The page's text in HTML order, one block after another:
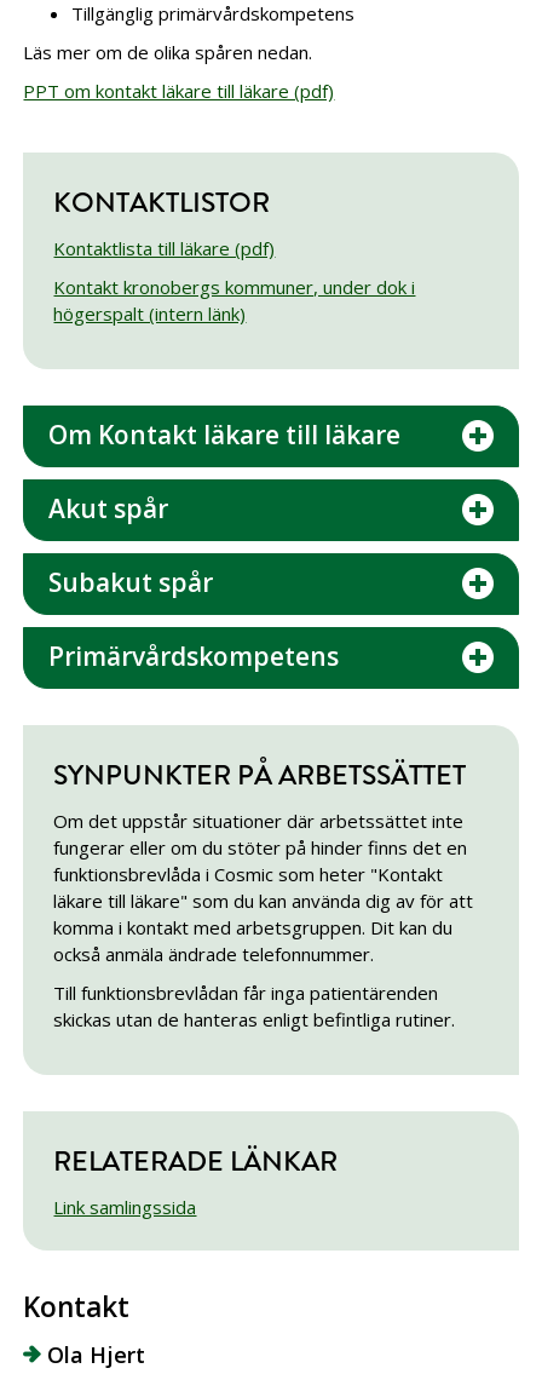
Tillgänglig primärvårdskompetens
Läs mer om de olika spåren nedan.
PPT om kontakt läkare till läkare (pdf)
KONTAKTLISTOR
Kontaktlista till läkare (pdf)
Kontakt kronobergs kommuner, under dok i
högerspalt (intern länk)
Om Kontakt läkare till läkare
Akut spår
Subakut spår
Primärvårdskompetens
SYNPUNKTER PÅ ARBETSSÄTTET
Om det uppstår situationer där arbetssättet inte
fungerar eller om du stöter på hinder finns det en
funktionsbrevlåda i Cosmic som heter "Kontakt
läkare till läkare" som du kan använda dig av för att
komma i kontakt med arbetsgruppen. Dit kan du
också anmäla ändrade telefonnummer.
Till funktionsbrevlådan får inga patientärenden
skickas utan de hanteras enligt befintliga rutiner.
RELATERADE LÄNKAR
Link samlingssida
Kontakt
Ola Hjert